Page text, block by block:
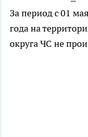
За период с 01
года на
округа ЧС не